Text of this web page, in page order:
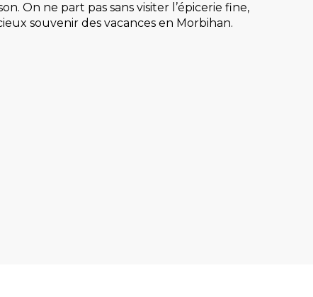
On ne part pas sans visiter l’épicerie fine,
souvenir des vacances en Morbihan.